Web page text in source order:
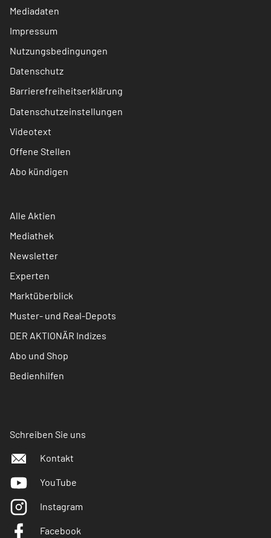
Mediadaten
Impressum
Nutzungsbedingungen
Datenschutz
Barrierefreiheitserklärung
Datenschutzeinstellungen
Videotext
Offene Stellen
Abo kündigen
Alle Aktien
Mediathek
Newsletter
Experten
Marktüberblick
Muster- und Real-Depots
DER AKTIONÄR Indizes
Abo und Shop
Bedienhilfen
Schreiben Sie uns
Kontakt
YouTube
Instagram
Facebook